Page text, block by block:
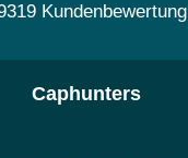
Kundenbewertung
Caphunters